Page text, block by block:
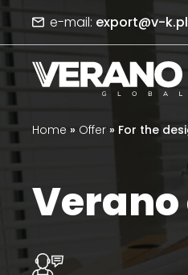
e-mail: export@v-k.pl
Home » Offer » For the